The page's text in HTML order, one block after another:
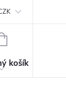
NÁKUPNÍ
košík